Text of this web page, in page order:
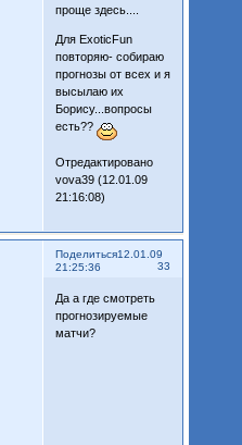
проще здесь....
Для ExoticFun
повторяю- собираю
прогнозы от всех и я
высылаю их
Борису...вопросы
есть??
Отредактировано
vova39 (12.01.09
21:16:08)
Поделиться
33
12.01.09
21:25:36
Да а где смотреть
прогнозируемые
матчи?